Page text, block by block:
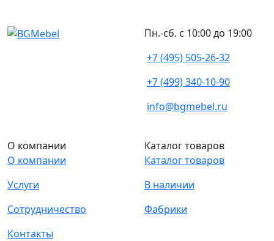
Пн.-сб. с 10:00 до 19:00
+7 (495) 505-26-32
+7 (499) 340-10-90
info@bgmebel.ru
О компании
О компании
Услуги
Сотрудничество
Контакты
Каталог товаров
Каталог товаров
В наличии
Фабрики